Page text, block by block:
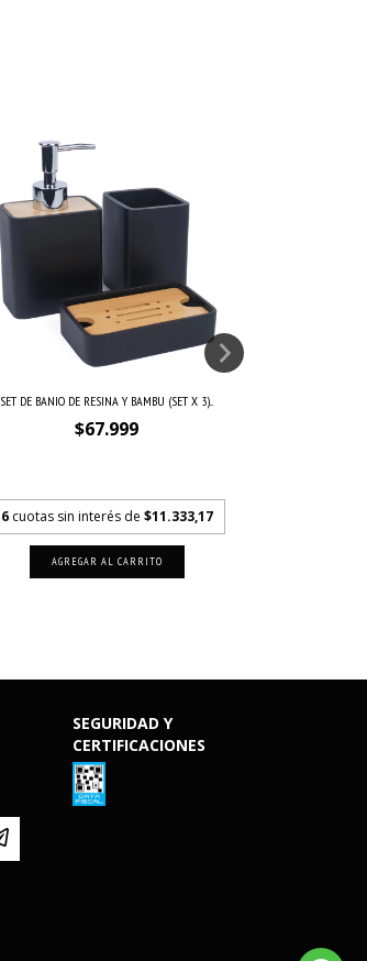
SET DE BANIO DE RESINA Y BAMBU (SET X 3)...
$67.999
6 cuotas sin interés de $11.333,17
SEGURIDAD Y
CERTIFICACIONES